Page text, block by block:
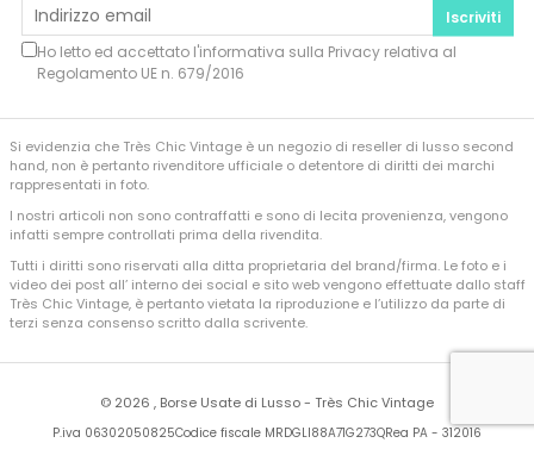
Iscriviti
Ho letto ed accettato l'informativa sulla Privacyrelativa al
Regolamento UE n. 679/2016
Si evidenzia che Très Chic Vintage è un negozio di reseller di lusso second
hand, non è pertanto rivenditore ufficiale o detentore di diritti dei marchi
rappresentati in foto.
I nostri articoli non sono contraffatti e sono di lecita provenienza, vengono
infatti sempre controllati prima della rivendita.
Tutti i diritti sono riservati alla ditta proprietaria del brand/firma. Le foto e i
video dei post all’ interno dei social e sito web vengono effettuate dallo staff
Très Chic Vintage, è pertanto vietata la riproduzione e l’utilizzo da parte di
terzi senza consenso scritto dalla scrivente.
© 2026 , Borse Usate di Lusso - Très Chic Vintage
P.iva 06302050825Codice fiscale MRDGLI88A71G273QRea PA - 312016